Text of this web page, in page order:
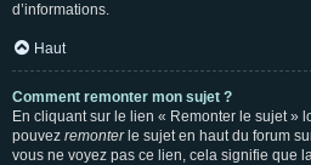
d’informations.
Haut
Comment remonter mon sujet ?
En cliquant sur le lien « Remonter le sujet »
pouvez remonterle sujet en haut du forum
vous ne voyez pas ce lien, cela signifie que